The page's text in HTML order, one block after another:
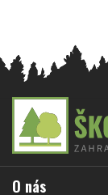
a
O nás